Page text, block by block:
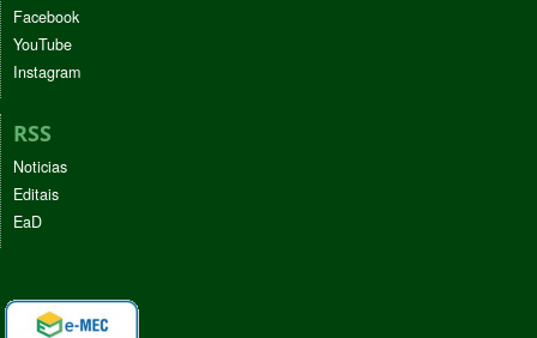
Facebook
YouTube
Instagram
RSS
Noticias
Editais
EaD